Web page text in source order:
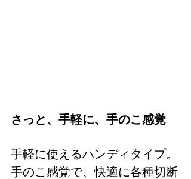
さっと、手軽に、手のこ感覚
手軽に使えるハンディタイプ。
手のこ感覚で、快適に各種切断